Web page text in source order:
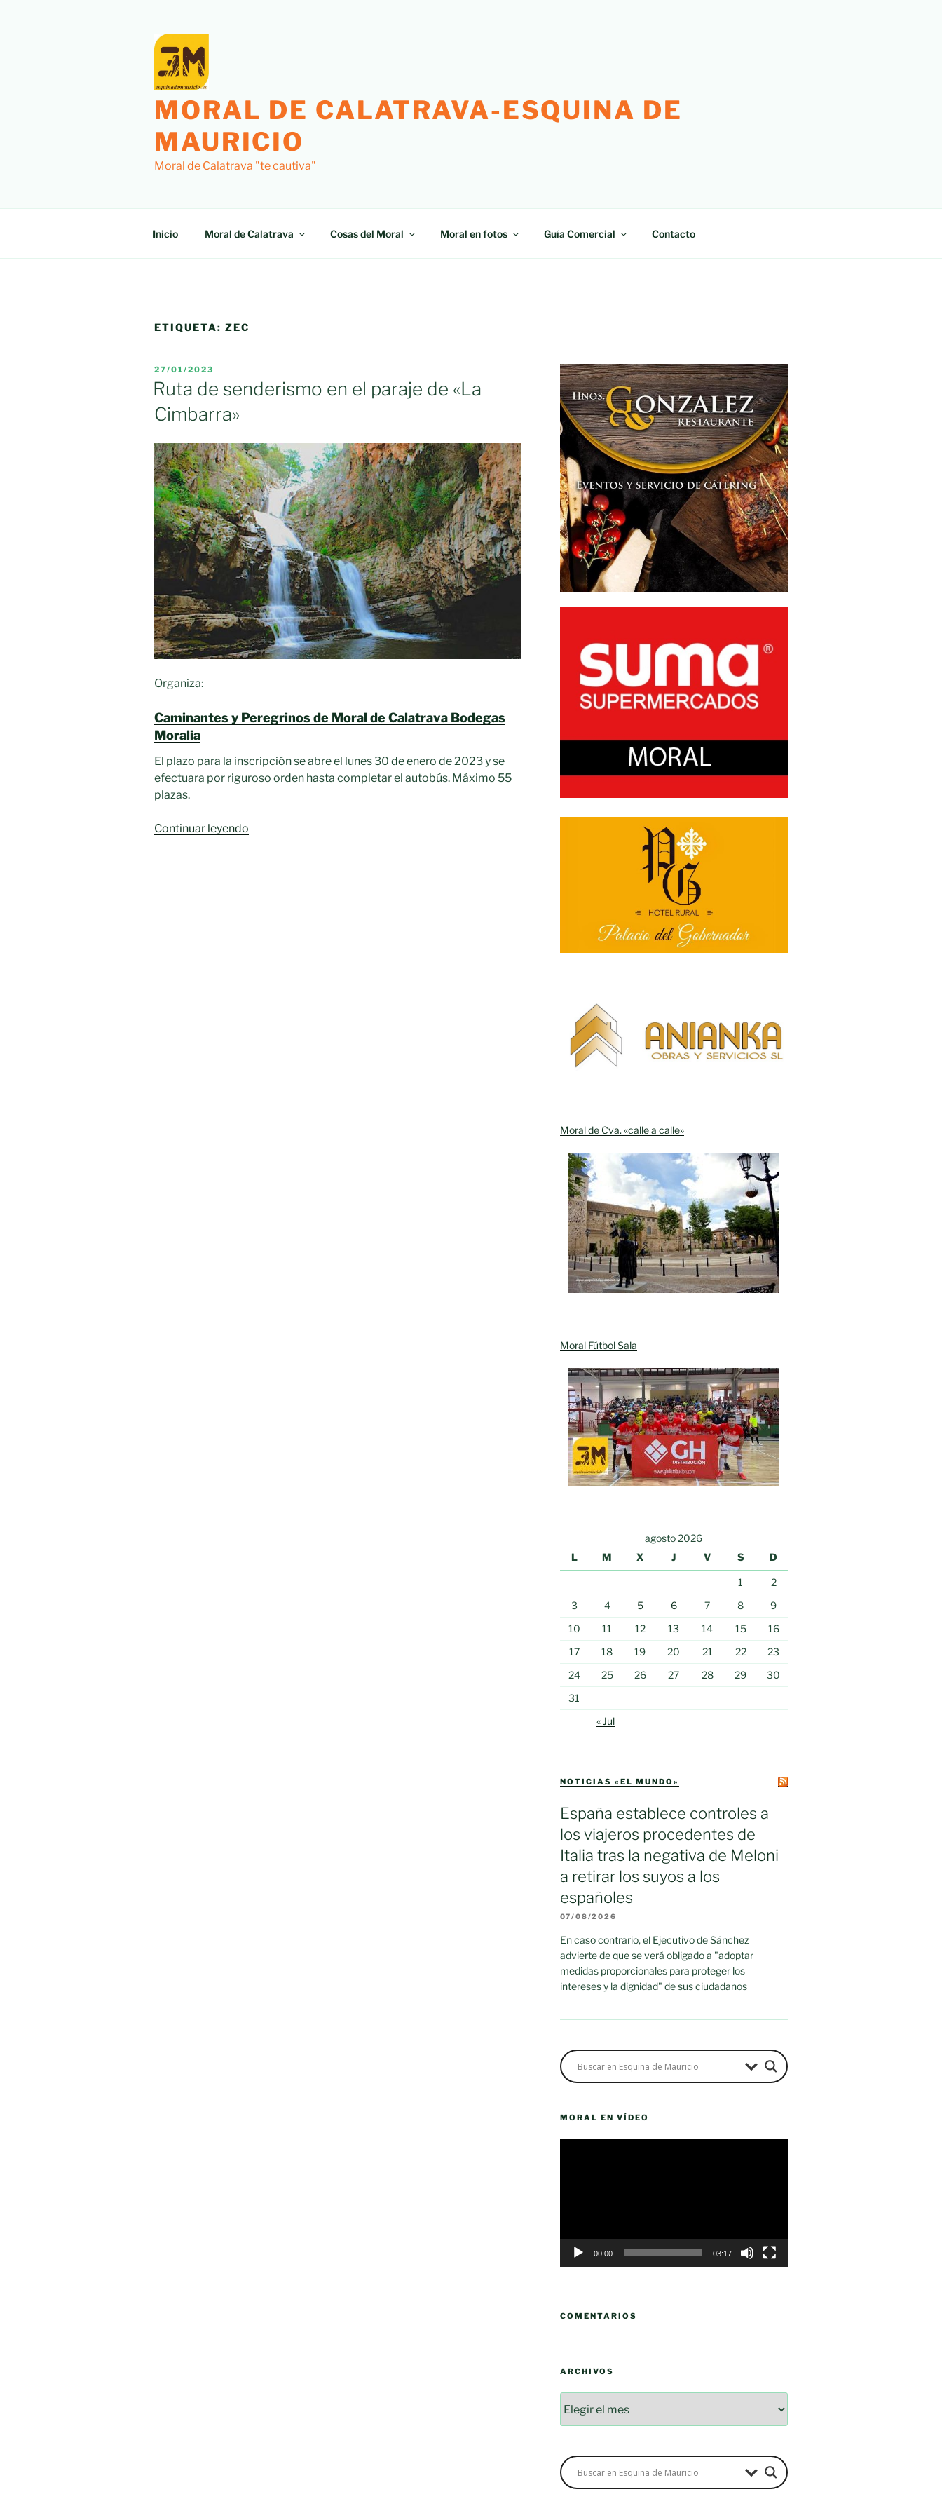
MORAL DE CALATRAVA-ESQUINA DE
MAURICIO
Moral de Calatrava "te cautiva"
Inicio Moral de Calatrava Cosas del Moral Moral en fotos Guía Comercial Contacto
ETIQUETA: ZEC
PUBLICADO
EL
27/01/2023
Ruta de senderismo en el paraje de «La
Cimbarra»
Organiza:
Caminantes y Peregrinos de Moral de Calatrava Bodegas
Moralia
El plazo para la inscripción se abre el lunes 30 de enero de 2023 y se
efectuara por riguroso orden hasta completar el autobús. Máximo 55
plazas.
Continuar leyendo
Moral de Cva. «calle a calle»
Moral Fútbol Sala
agosto 2026
L
M X J V S D
1
2
3
4 5 6 7 8
9
10
11 12 13 14 15
16
17
18 19 20 21 22
23
24
25 26 27 28 29
30
31
« Jul
NOTICIAS «EL MUNDO»
España establece controles a
los viajeros procedentes de
Italia tras la negativa de Meloni
a retirar los suyos a los
españoles
07/08/2026
En caso contrario, el Ejecutivo de Sánchez
advierte de que se verá obligado a "adoptar
medidas proporcionales para proteger los
intereses y la dignidad" de sus ciudadanos
MORAL EN VÍDEO
00:00 03:17
COMENTARIOS
ARCHIVOS